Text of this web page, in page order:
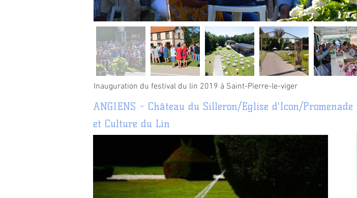
Inauguration du festival du lin 2019 à Saint-Pierre-le-viger
ANGIENS - Château du Silleron/Eglise d'Icon/Promenade
et Culture du Lin